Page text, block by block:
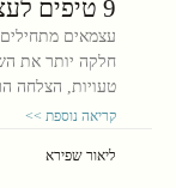
9 טיפים לעצמאי המתחיל
עצמאים
חלקה יותר את
טעויות, הצלחה
קריאה נוספת >>
ליאור שפירא